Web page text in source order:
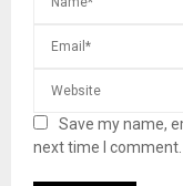
Save my name,
next time I comment.